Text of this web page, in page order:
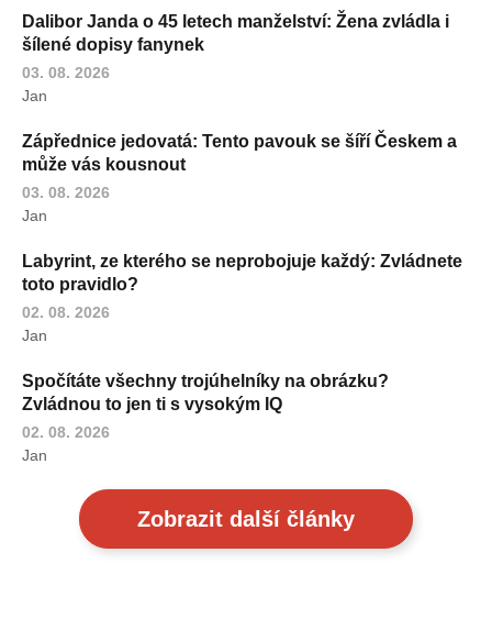
Dalibor Janda o 45 letech manželství: Žena zvládla i
šílené dopisy fanynek
03. 08. 2026
Jan
Zápřednice jedovatá: Tento pavouk se šíří Českem a
může vás kousnout
03. 08. 2026
Jan
Labyrint, ze kterého se neprobojuje každý: Zvládnete
toto pravidlo?
02. 08. 2026
Jan
Spočítáte všechny trojúhelníky na obrázku?
Zvládnou to jen ti s vysokým IQ
02. 08. 2026
Jan
Zobrazit další články